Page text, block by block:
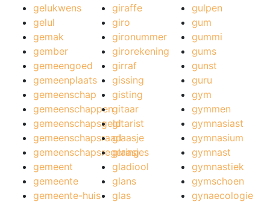
gelukwens
gelul
gemak
gember
gemeengoed
gemeenplaats
gemeenschap
gemeenschappen
gemeenschapsgeld
gemeenschapsraad
gemeenschapsregering
gemeent
gemeente
gemeente-huis
giraffe
giro
gironummer
girorekening
girraf
gissing
gisting
gitaar
gitarist
glaasje
glaasjes
gladiool
glans
glas
gulpen
gum
gummi
gums
gunst
guru
gym
gymmen
gymnasiast
gymnasium
gymnast
gymnastiek
gymschoen
gynaecologie